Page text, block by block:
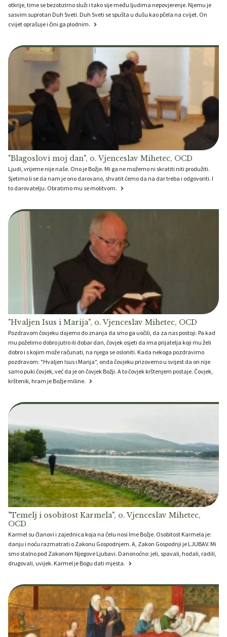
otkrije, time se bezobzirno služi i tako sije među ljudima nepovjerenje. Njemu je
sasvim suprotan Duh Sveti. Duh Sveti se spušta u dušu kao pčela na cvijet. On
cvijet oprašuje i čini ga plodnim.
"Blagoslovi moj dan", o. Vjenceslav Mihetec, OCD
Ljudi, vrijeme nije naše. Ono je Božje. Mi ga ne možemo ni skratiti niti produžiti.
Sjetimo li se da nam je ono darovano, shvatit ćemo da na dar treba i odgovoriti. I
to darovatelju. Obratimo mu se molitvom.
"Hvaljen Isus i Marija", o. Vjenceslav Mihetec, OCD
Pozdravom čovjeku dajemo do znanja da smo ga uočili, da za nas postoji. Pa kad
mu poželimo dobro jutro ili dobar dan, čovjek osjeti da ima prijatelja koji mu želi
dobro i s kojim može računati, na njega se osloniti. Kada nekoga pozdravimo
pozdravom: "Hvaljen Isus i Marija", onda čovjeku prizovemo u svijest da on nije
samo puki čovjek, već da je on čovjek Božji. A to čovjek krštenjem postaje. Čovjek,
krštenik, hram je Božje miline.
"Temelj i osobitost Karmela", o. Vjenceslav Mihetec,
OCD
Karmel su članovi i zajednica koja na čelu nosi Ime Božje. Osobitost Karmela je:
danju i noću razmatrati o Zakonu Gospodnjem. A, Zakon Gospodnji je LJUBAV. Mi
smo stalno pod Zakonom Njegove Ljubavi. Danonoćno: jeli, spavali, hodali, radili,
drugovali, uvijek. Karmel je Bogu dati mjesta.